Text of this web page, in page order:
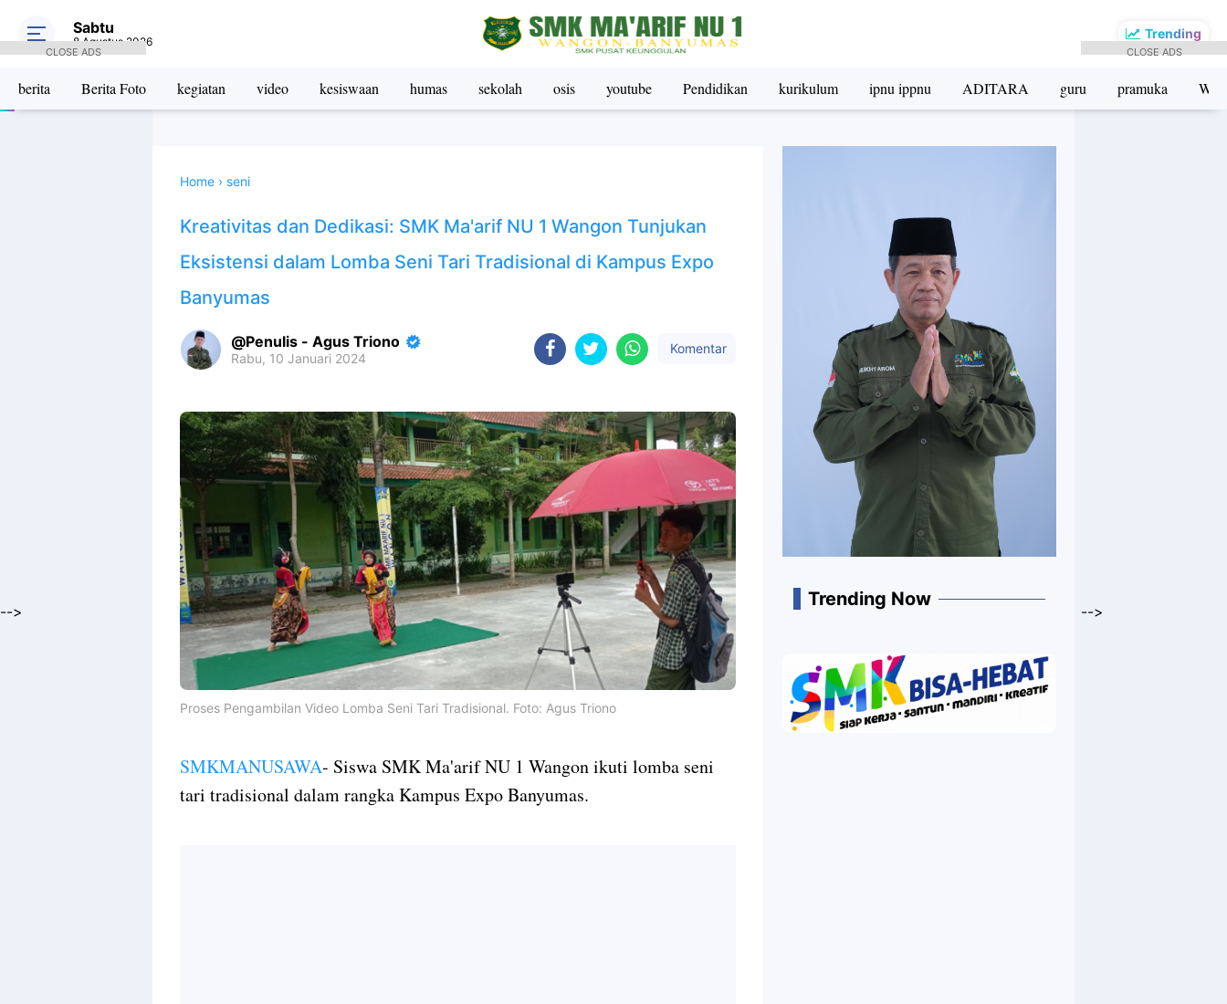
Trending
Sabtu
8 Agustus 2026
CLOSE ADS
-->
CLOSE ADS
-->
berita Berita Foto kegiatan video kesiswaan humas sekolah osis youtube Pendidikan kurikulum ipnu ippnu ADITARA guru pramuka
Home › seni
Kreativitas dan Dedikasi: SMK Ma'arif NU 1 Wangon Tunjukan
Eksistensi dalam Lomba Seni Tari Tradisional di Kampus Expo
Banyumas
Penulis - Agus Triono
Rabu, 10 Januari 2024
Komentar
By
Raushan
Design
With
Shroff
Templates
Proses Pengambilan Video Lomba Seni Tari Tradisional. Foto: Agus Triono
SMKMANUSAWA- Siswa SMK Ma'arif NU 1 Wangon ikuti lomba seni
tari tradisional dalam rangka Kampus Expo Banyumas.
Trending Now